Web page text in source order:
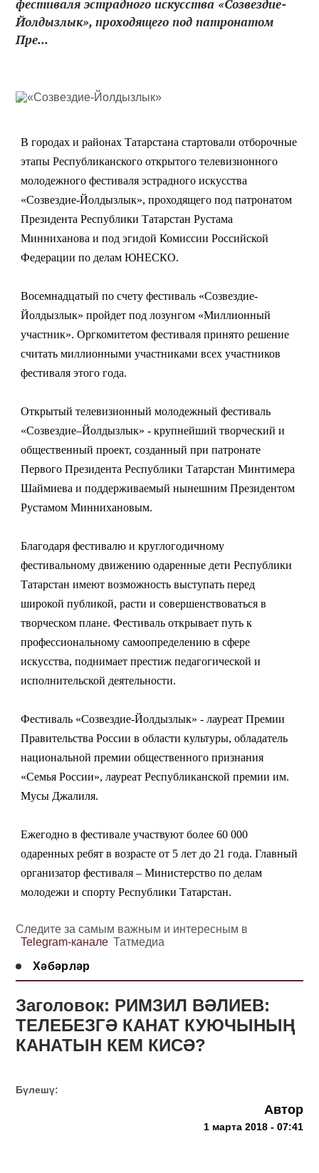
фестиваля эстрадного искусства «Созвездие-
Йолдызлык», проходящего под патронатом
Пре...
В городах и районах Татарстана стартовали отборочные
этапы Республиканского открытого телевизионного
молодежного фестиваля эстрадного искусства
«Созвездие-Йолдызлык», проходящего под патронатом
Президента Республики Татарстан Рустама
Минниханова и под эгидой Комиссии Российской
Федерации по делам ЮНЕСКО.
Восемнадцатый по счету фестиваль «Созвездие-
Йолдызлык» пройдет под лозунгом «Миллионный
участник». Оргкомитетом фестиваля принято решение
считать миллионными участниками всех участников
фестиваля этого года.
Открытый телевизионный молодежный фестиваль
«Созвездие–Йолдызлык» - крупнейший творческий и
общественный проект, созданный при патронате
Первого Президента Республики Татарстан Минтимера
Шаймиева и поддерживаемый нынешним Президентом
Рустамом Миннихановым.
Благодаря фестивалю и круглогодичному
фестивальному движению одаренные дети Республики
Татарстан имеют возможность выступать перед
широкой публикой, расти и совершенствоваться в
творческом плане. Фестиваль открывает путь к
профессиональному самоопределению в сфере
искусства, поднимает престиж педагогической и
исполнительской деятельности.
Фестиваль «Созвездие-Йолдызлык» - лауреат Премии
Правительства России в области культуры, обладатель
национальной премии общественного признания
«Семья России», лауреат Республиканской премии им.
Мусы Джалиля.
Ежегодно в фестивале участвуют более 60 000
одаренных ребят в возрасте от 5 лет до 21 года. Главный
организатор фестиваля – Министерство по делам
молодежи и спорту Республики Татарстан.
Следите за самым важным и интересным в
Telegram-канале Татмедиа
Хәбәрләр
Заголовок: РИМЗИЛ ВӘЛИЕВ:
ТЕЛЕБЕЗГӘ КАНАТ КУЮЧЫНЫҢ
КАНАТЫН КЕМ КИСӘ?
Бүлешү:
Автор
1 марта 2018 - 07:41